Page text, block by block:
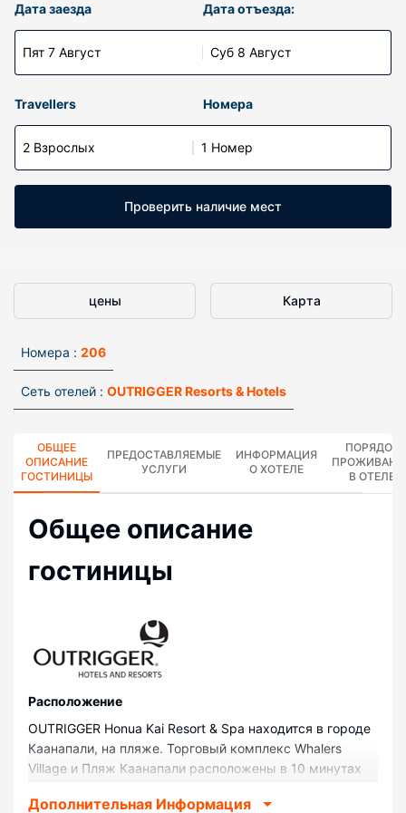
Дата заезда
Пят 7 Август
Дата отъезда:
Суб 8 Август
Travellers Номера
2 Взрослых 1 Номер
Проверить наличие мест
цены Карта
Номера : 206
Сеть отелей : OUTRIGGER Resorts & Hotels
ОБЩЕЕ
ОПИСАНИЕ
ГОСТИНИЦЫ
ПРЕДОСТАВЛЯЕМЫЕ
УСЛУГИ
ИНФОРМАЦИЯ
О ХОТЕЛЕ
ПОРЯДОК
В ОТЕЛЕ
Общее описание
гостиницы
Pасположение
OUTRIGGER Honua Kai Resort & Spa находится в городе
Каанапали, на пляже. Торговый комплекс Whalers
Village и Пляж Каанапали расположены в 10 минутах
с прекрасным расположением: Залив Нейпили
Дополнительная Информация